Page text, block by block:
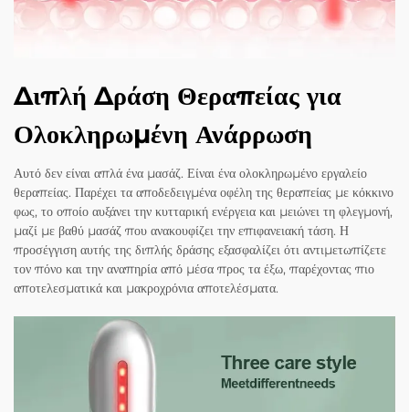
Διπλή Δράση Θεραπείας για
Ολοκληρωμένη Ανάρρωση
Αυτό δεν είναι απλά ένα μασάζ. Είναι ένα ολοκληρωμένο εργαλείο
θεραπείας. Παρέχει τα αποδεδειγμένα οφέλη της θεραπείας με κόκκινο
φως, το οποίο αυξάνει την κυτταρική ενέργεια και μειώνει τη φλεγμονή,
μαζί με βαθύ μασάζ που ανακουφίζει την επιφανειακή τάση. Η
προσέγγιση αυτής της διπλής δράσης εξασφαλίζει ότι αντιμετωπίζετε
τον πόνο και την αναπηρία από μέσα προς τα έξω, παρέχοντας πιο
αποτελεσματικά και μακροχρόνια αποτελέσματα.